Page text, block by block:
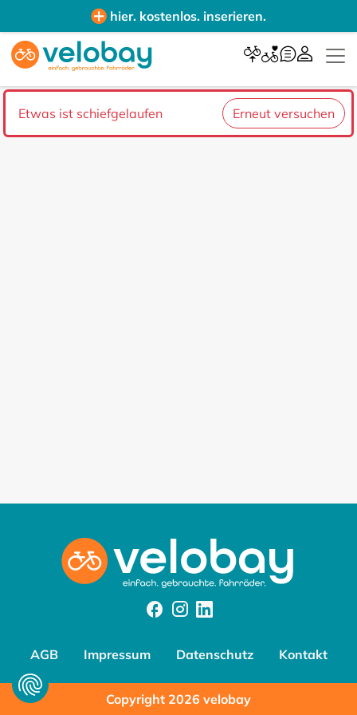
hier. kostenlos. inserieren.
Etwas ist schiefgelaufen Erneut versuchen
FacebookInstagram
AGB Impressum Datenschutz Kontakt
Copyright 2026 velobay